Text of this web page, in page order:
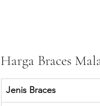
Harga Braces
Jenis Braces